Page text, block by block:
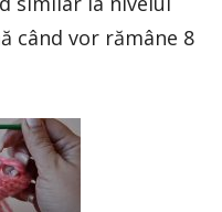
când vor rămâne 8